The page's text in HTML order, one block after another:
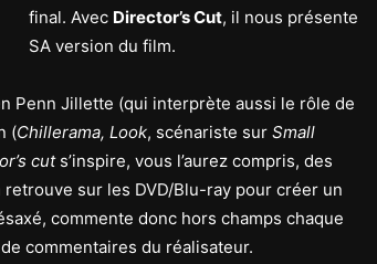
final. Avec Director’s Cut, il nous présente
SA version du film.
Penn Jillette (qui interprète aussi le rôle de
(Chillerama, Look, scénariste sur Small
cuts’inspire, vous l’aurez compris, des
retrouve sur les DVD/Blu-ray pour créer un
commente donc hors champs chaque
commentaires du réalisateur.